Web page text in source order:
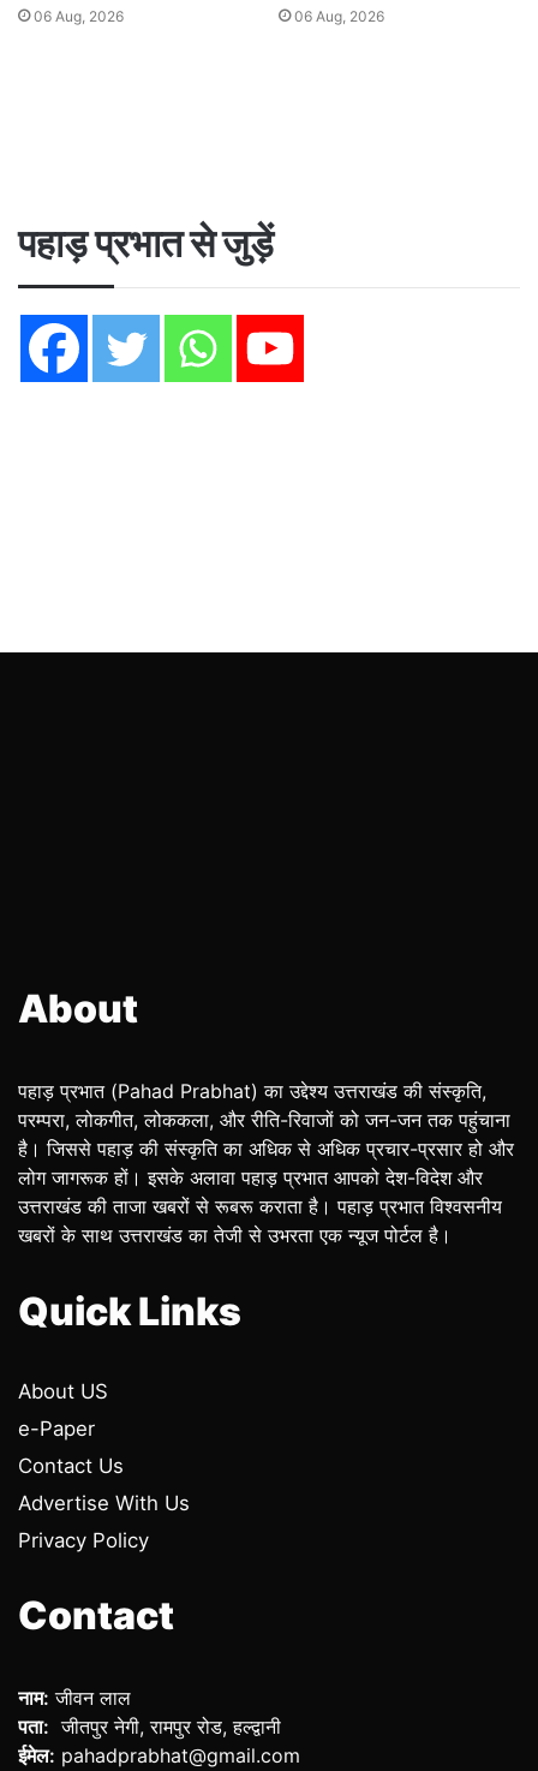
06 Aug, 2026 06 Aug, 2026
पहाड़ प्रभात से जुड़ें
About
पहाड़ प्रभात (Pahad Prabhat) का उद्देश्य उत्तराखंड की संस्कृति,
परम्परा, लोकगीत, लोककला, और रीति-रिवाजों को जन-जन तक पहुंचाना
है। जिससे पहाड़ की संस्कृति का अधिक से अधिक प्रचार-प्रसार हो और
लोग जागरूक हों। इसके अलावा पहाड़ प्रभात आपको देश-विदेश और
उत्तराखंड की ताजा खबरों से रूबरू कराता है। पहाड़ प्रभात विश्वसनीय
खबरों के साथ उत्तराखंड का तेजी से उभरता एक न्यूज पोर्टल है।
Quick Links
About US
e-Paper
Contact Us
Advertise With Us
Privacy Policy
Contact
नाम: जीवन लाल
पता: जीतपुर नेगी, रामपुर रोड, हल्द्वानी
ईमेल: pahadprabhat@gmail.com